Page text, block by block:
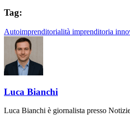
Tag:
Autoimprenditorialità imprenditoria
Luca Bianchi
Luca Bianchi è giornalista presso